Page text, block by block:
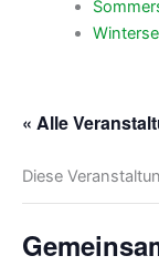
« Alle
Diese